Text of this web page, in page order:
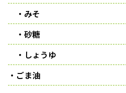
・みそ
・砂糖
・しょうゆ
・ごま油